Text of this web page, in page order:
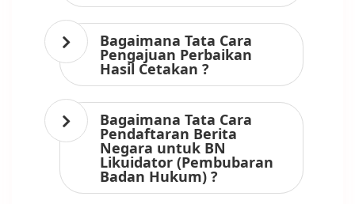
Bagaimana Tata Cara
Pengajuan Perbaikan
Hasil Cetakan ?
Bagaimana Tata Cara
Pendaftaran Berita
Negara untuk BN
Likuidator (Pembubaran
Badan Hukum) ?